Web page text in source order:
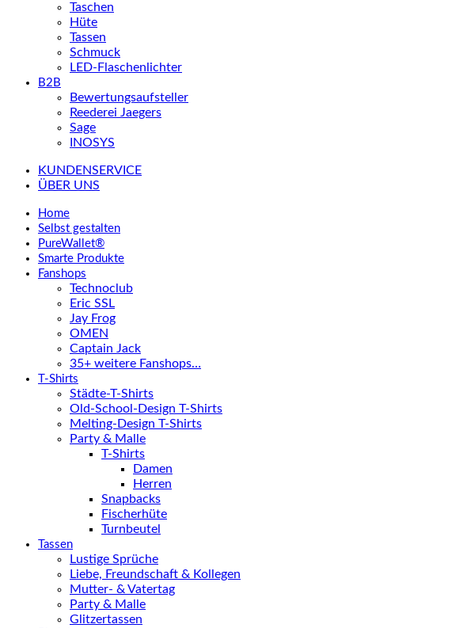
Taschen
Hüte
Tassen
Schmuck
LED-Flaschenlichter
B2B
Bewertungsaufsteller
Reederei Jaegers
Sage
INOSYS
KUNDENSERVICE
ÜBER UNS
Home
Selbst gestalten
PureWallet®
Smarte Produkte
Fanshops
Technoclub
Eric SSL
Jay Frog
OMEN
Captain Jack
35+ weitere Fanshops…
T-Shirts
Städte-T-Shirts
Old-School-Design T-Shirts
Melting-Design T-Shirts
Party & Malle
T-Shirts
Damen
Herren
Snapbacks
Fischerhüte
Turnbeutel
Tassen
Lustige Sprüche
Liebe, Freundschaft & Kollegen
Mutter- & Vatertag
Party & Malle
Glitzertassen